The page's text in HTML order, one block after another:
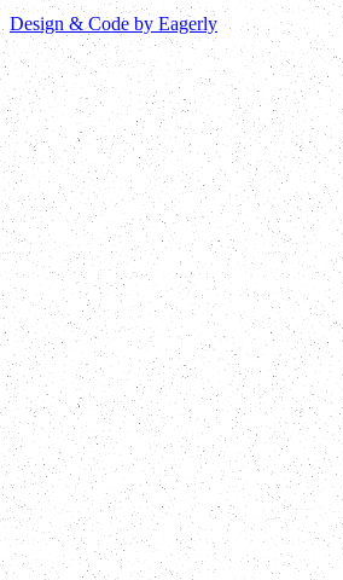
Design & Code by Eagerly